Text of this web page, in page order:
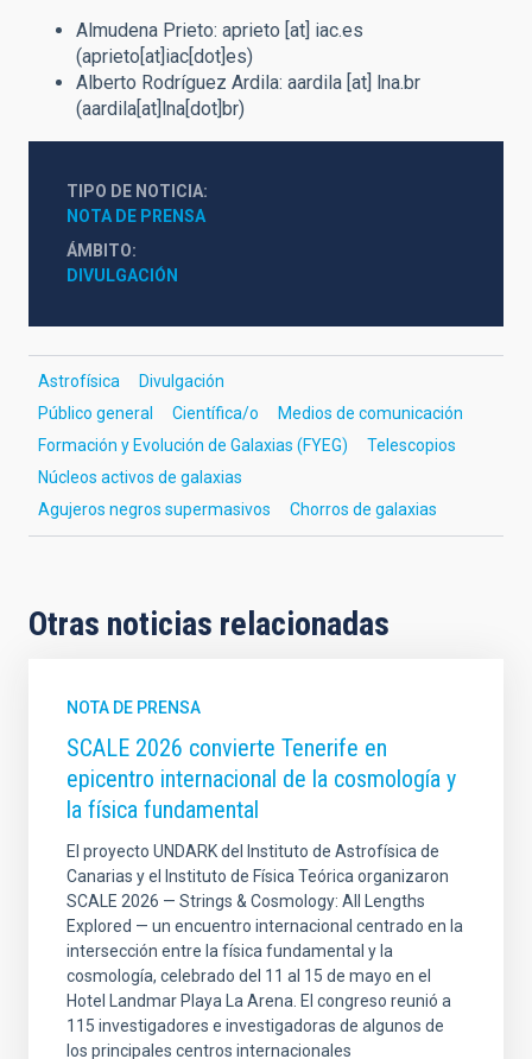
Almudena Prieto: aprieto [at] iac.es
(aprieto[at]iac[dot]es)
Alberto Rodríguez Ardila: aardila [at] lna.br
(aardila[at]lna[dot]br)
TIPO DE NOTICIA
NOTA DE PRENSA
ÁMBITO
DIVULGACIÓN
Astrofísica
Divulgación
Público general
Científica/o
Medios de comunicación
Formación y Evolución de Galaxias (FYEG)
Telescopios
Núcleos activos de galaxias
Agujeros negros supermasivos
Chorros de galaxias
Otras noticias relacionadas
NOTA DE PRENSA
SCALE 2026 convierte Tenerife en
epicentro internacional de la cosmología y
la física fundamental
El proyecto UNDARK del Instituto de Astrofísica de
Canarias y el Instituto de Física Teórica organizaron
SCALE 2026 — Strings & Cosmology: All Lengths
Explored — un encuentro internacional centrado en la
intersección entre la física fundamental y la
cosmología, celebrado del 11 al 15 de mayo en el
Hotel Landmar Playa La Arena. El congreso reunió a
115 investigadores e investigadoras de algunos de
los principales centros internacionales